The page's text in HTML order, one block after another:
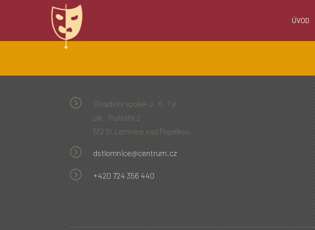
ÚVOD
=
Divadelní spolek J. K. Tyl
plk. Truhláře 2
512 51 Lomnice nad Popelkou
= dstlomnice@centrum.cz
= +420 724 356 440